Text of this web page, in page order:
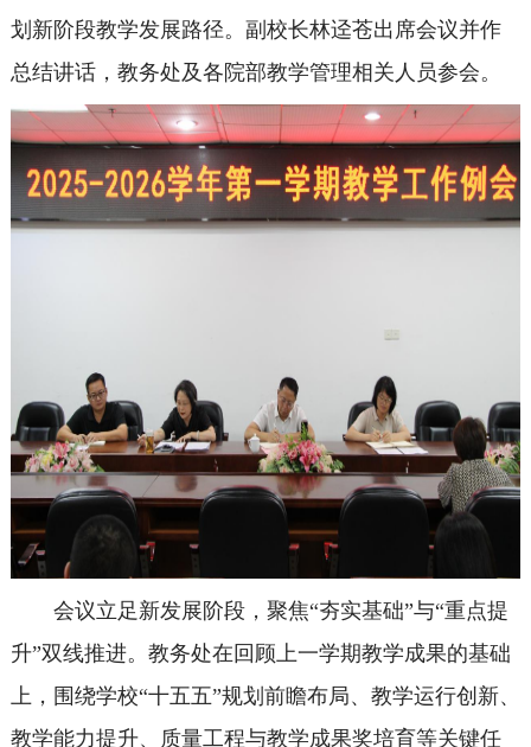
划新阶段教学发展路径。副校长林迳苍出席会议并作
总结讲话，教务处及各院部教学管理相关人员参会。
会议立足新发展阶段，聚焦“夯实基础”与“重点提
升”双线推进。教务处在回顾上一学期教学成果的基础
上，围绕学校“十五五”规划前瞻布局、教学运行创新、
教学能力提升、质量工程与教学成果奖培育等关键任